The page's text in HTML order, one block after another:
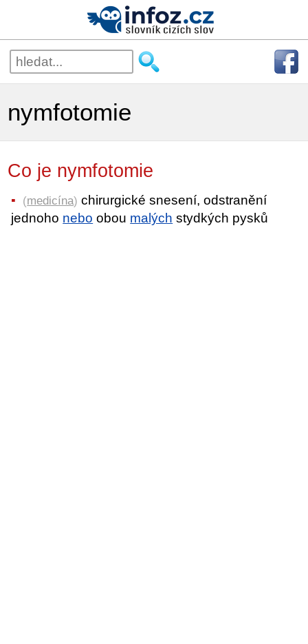
nymfotomie
Co je nymfotomie
(medicína) chirurgické snesení, odstranění
jednoho nebo obou malých stydkých pysků